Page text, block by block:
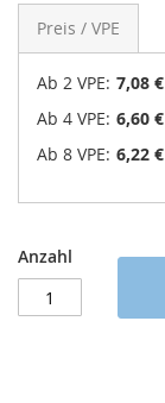
Preis / VPE
Ab 2 VPE: 7,08 €
Ab 4 VPE: 6,60 €
Ab 8 VPE: 6,22 €
Anzahl